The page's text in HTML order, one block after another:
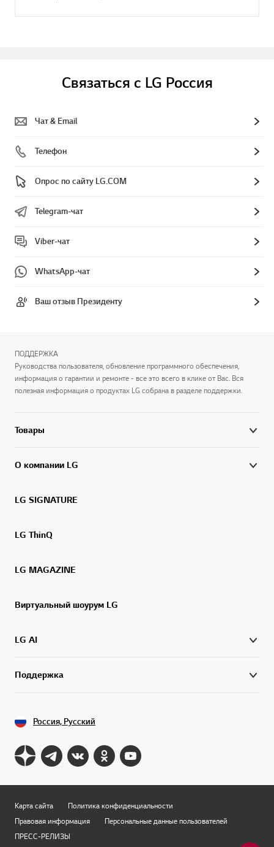
Связаться с LG Россия
Чат & Email
Телефон
Опрос по сайту LG.COM
Telegram-чат
Viber-чат
WhatsApp-чат
Ваш отзыв Президенту
ПОДДЕРЖКА
Руководства пользователя, обновление программного обеспечения,
информация о гарантии и ремонте - все это всего в клике от Вас. Вся
полезная информация о продуктах LG собрана в разделе поддержки.
Товары
О компании LG
LG SIGNATURE
LG ThinQ
LG MAGAZINE
Виртуальный шоурум LG
LG AI
Поддержка
Россия, Русский
Карта сайта
Политика конфиденциальности
Правовая информация
Персональные данные пользователей
ПРЕСС-РЕЛИЗЫ